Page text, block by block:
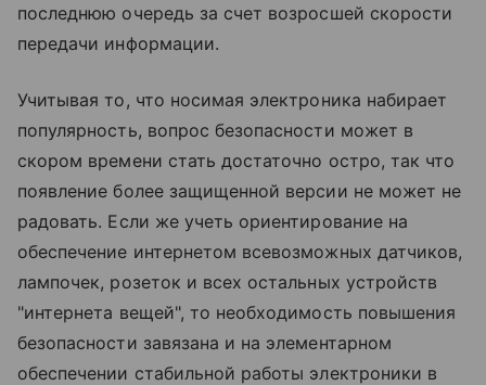
последнюю очередь за счет возросшей скорости
передачи информации.
Учитывая то, что носимая электроника набирает
популярность, вопрос безопасности может в
скором времени стать достаточно остро, так что
появление более защищенной версии не может не
радовать. Если же учеть ориентирование на
обеспечение интернетом всевозможных датчиков,
лампочек, розеток и всех остальных устройств
"интернета вещей", то необходимость повышения
безопасности завязана и на элементарном
обеспечении стабильной работы электроники в